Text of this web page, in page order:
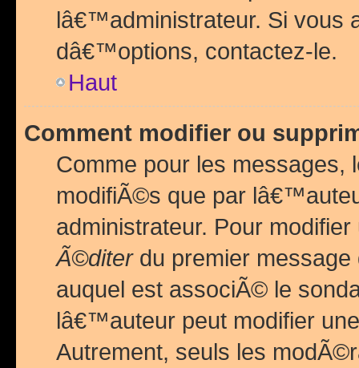
lâ€™administrateur. Si vous
dâ€™options, contactez-le.
Haut
Comment modifier ou
Comme pour les messages,
modifiÃ©s que par
administrateur. Pour
Ã©diterdu premier
auquel est associÃ© le
lâ€™auteur peut modifier
Autrement, seuls les